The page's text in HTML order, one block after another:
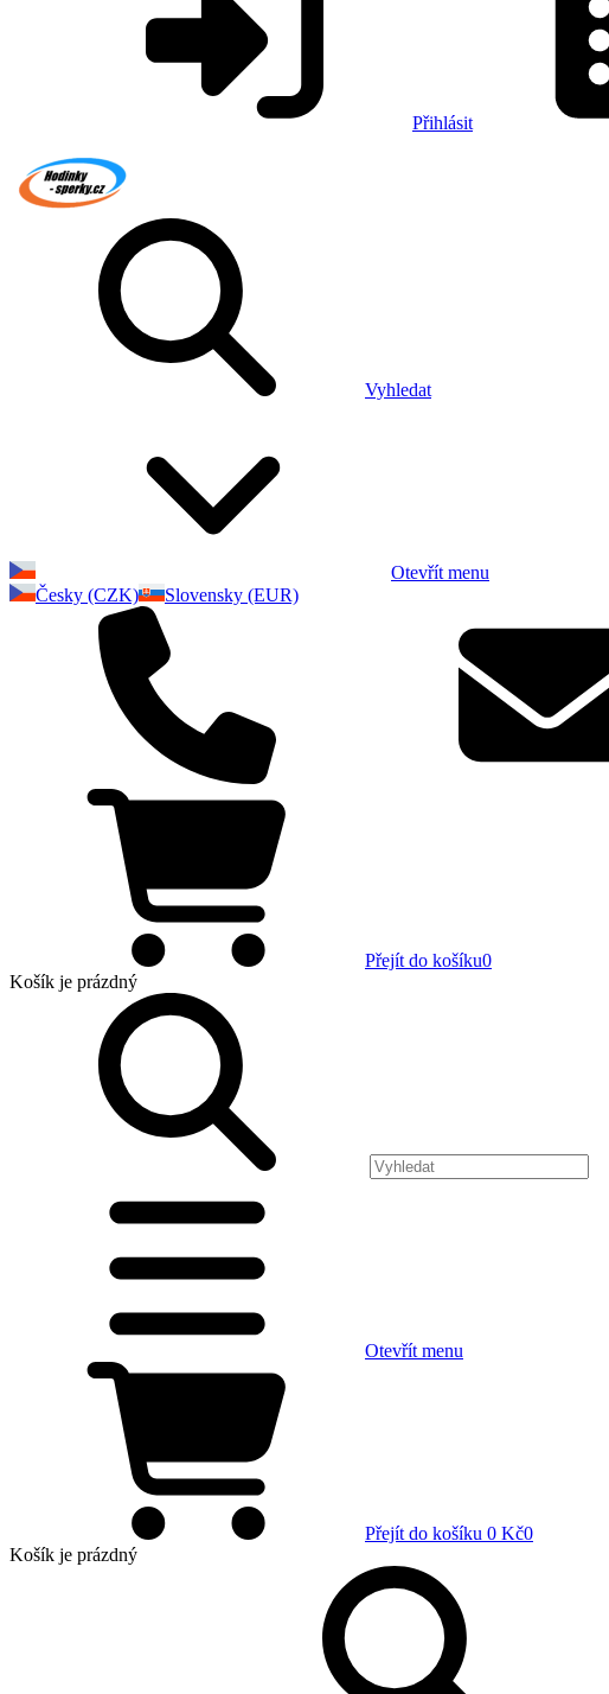
Přihlásit
Vyhledat
Otevřít menu
Česky (CZK)
Slovensky (EUR)
Přejít do košíku0
Košík je prázdný
Otevřít menu
Přejít do košíku 0 Kč0
Košík je prázdný